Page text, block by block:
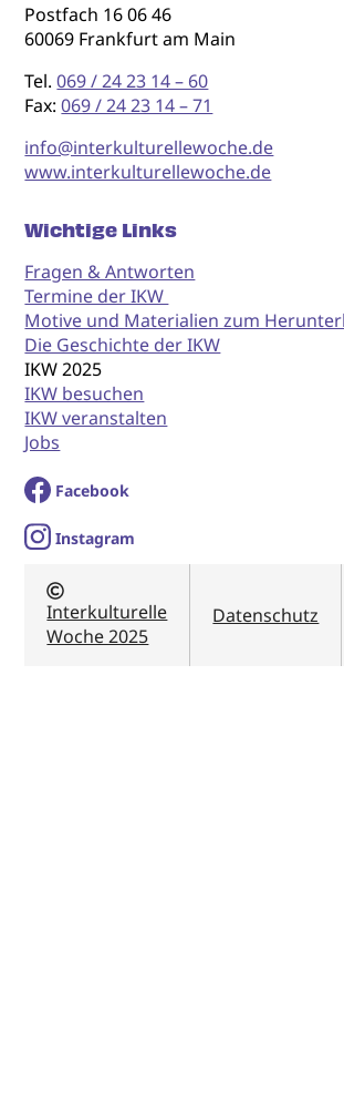
Postfach 16 06 46
60069 Frankfurt am Main
Tel.069 / 24 23 14 – 60
Fax:069 / 24 23 14 – 71
info@interkulturellewoche.de
www.interkulturellewoche.de
Wichtige Links
Fragen & Antworten
Termine der IKW
Motive und Materialien zum
Die Geschichte der IKW
IKW 2025
IKW besuchen
IKW veranstalten
Jobs
Facebook
Instagram
Interkulturelle
Woche 2025
Datenschutz